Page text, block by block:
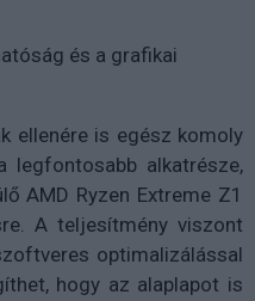
és a grafikai
ellenére is egész komoly
legfontosabb alkatrésze,
AMD Ryzen Extreme Z1
A teljesítmény viszont
optimalizálással
hogy az alaplapot is